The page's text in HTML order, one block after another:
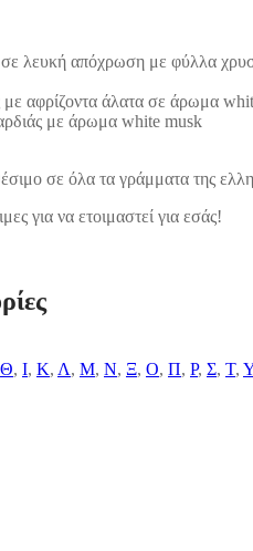
λευκή απόχρωση με φύλλα
με αφρίζοντα άλατα σε άρωμα
με άρωμα white musk
σε όλα τα γράμματα της
για να ετοιμαστεί για εσάς!
Θ, Ι, Κ, Λ, Μ, Ν, Ξ, Ο, Π, Ρ, Σ, Τ, Υ